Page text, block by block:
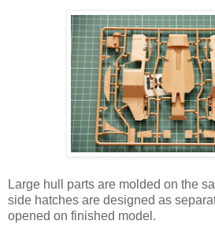
Large hull parts are molded on the
side hatches are designed as
opened on finished model.